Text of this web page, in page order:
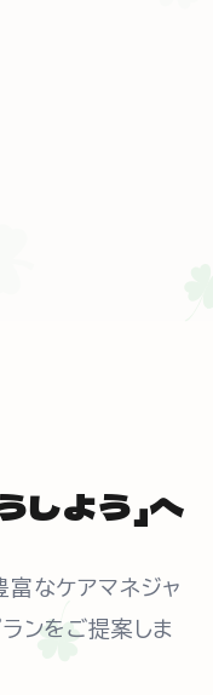
しよう」へ
富なケアマネジャ
ンをご提案しま